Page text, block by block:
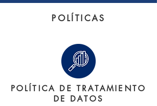
POLÍTICAS
POLÍTICA DE TRATAMIENTO
DE DATOS